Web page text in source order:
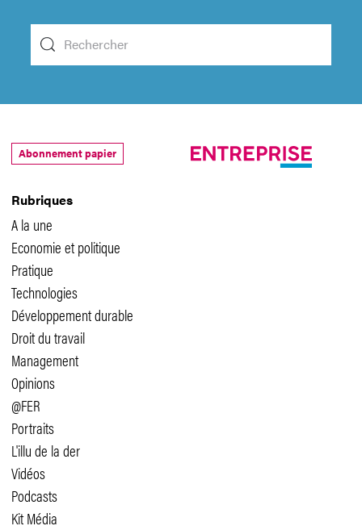
Rubriques
A la une
Economie et politique
Pratique
Technologies
Développement durable
Droit du travail
Management
Opinions
@FER
Portraits
L'illu de la der
Vidéos
Podcasts
Kit Média
Abonnement papier